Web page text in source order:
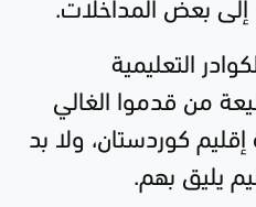
التعليمية
من قدموا الغالي
كوردستان، ولا بد
يليق بهم.